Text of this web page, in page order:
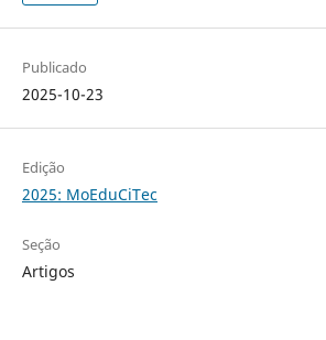
Publicado
2025-10-23
Edição
2025: MoEduCiTec
Seção
Artigos